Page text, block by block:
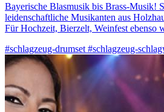
Bayerische Blasmusik bis Brass-Musik!
leidenschaftliche Musikanten aus
Für Hochzeit, Bierzelt, Weinfest ebenso
#schlagzeug-drumset #schlagzeug-